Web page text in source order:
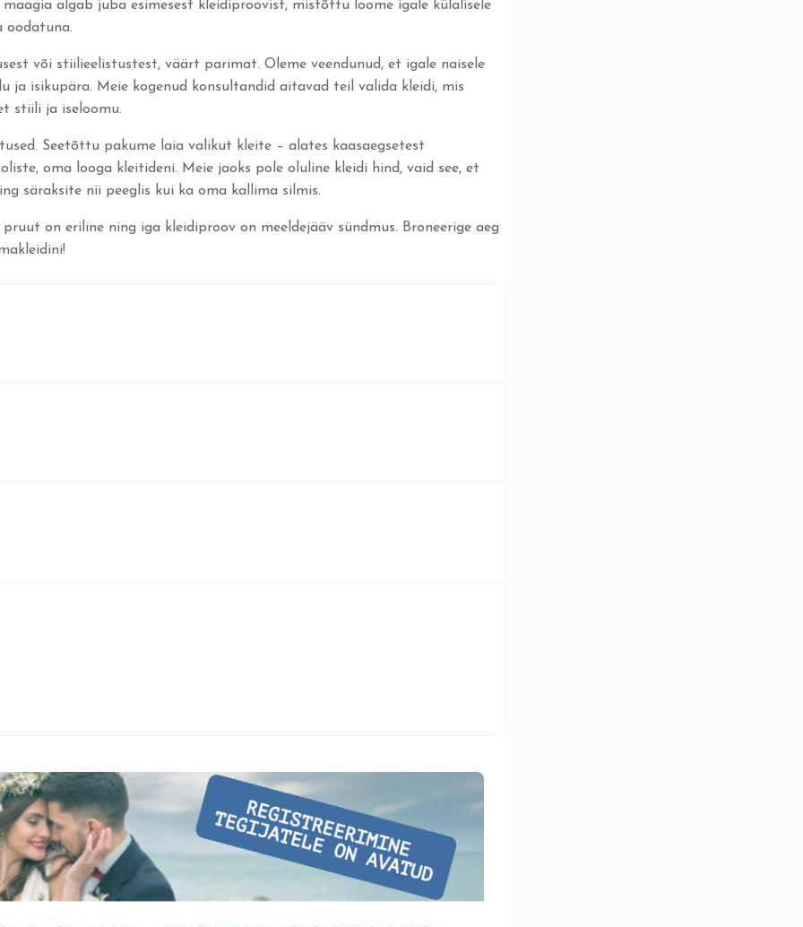
algab juba esimesest kleidiproovist, mistõttu loome igale külalisele
oodatuna.
või stiilieelistustest, väärt parimat. Oleme veendunud, et igale naisele
isikupära. Meie kogenud konsultandid aitavad teil valida kleidi, mis
stiili ja iseloomu.
Seetõttu pakume laia valikut kleite – alates kaasaegsetest
oma looga kleitideni. Meie jaoks pole oluline kleidi hind, vaid see, et
säraksite nii peeglis kui ka oma kallima silmis.
on eriline ning iga kleidiproov on meeldejääv sündmus. Broneerige aeg